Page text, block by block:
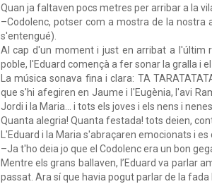
Quan ja faltaven pocs metres per arribar a la
–Codolenc, potser com a mostra de la
s'entengué).
Al cap d'un moment i just en arribat a l'últim
poble, l'Eduard començà a fer sonar la gralla i
La música sonava fina i clara: TA
que s'hi afegiren en Jaume i l'Eugènia, l'avi
Jordi i la Maria… i tots els joves i els nens i
Quanta alegria! Quanta festada! tots deien,
L'Eduard i la Maria s'abraçaren emocionats i
–Ja t'ho deia jo que el Codolenc era un bon
Mentre els grans ballaven, l’Eduard va parlar
passat. Ara sí que havia pogut parlar de la